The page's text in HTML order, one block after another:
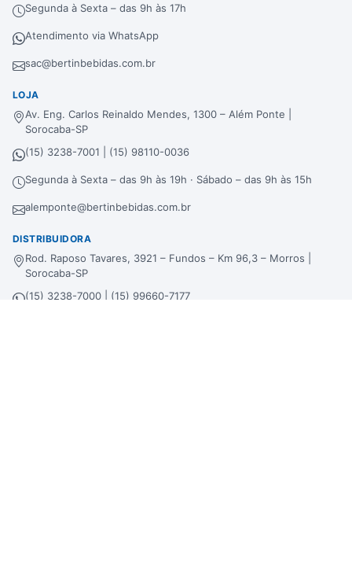
Segunda à Sexta – das 9h às 17h
Atendimento via WhatsApp
sac@bertinbebidas.com.br
LOJA
Av. Eng. Carlos Reinaldo Mendes, 1300 – Além Ponte |
Sorocaba-SP
(15) 3238-7001 | (15) 98110-0036
Segunda à Sexta – das 9h às 19h · Sábado – das 9h às 15h
alemponte@bertinbebidas.com.br
DISTRIBUIDORA
Rod. Raposo Tavares, 3921 – Fundos – Km 96,3 – Morros |
Sorocaba-SP
(15) 3238-7000 | (15) 99660-7177